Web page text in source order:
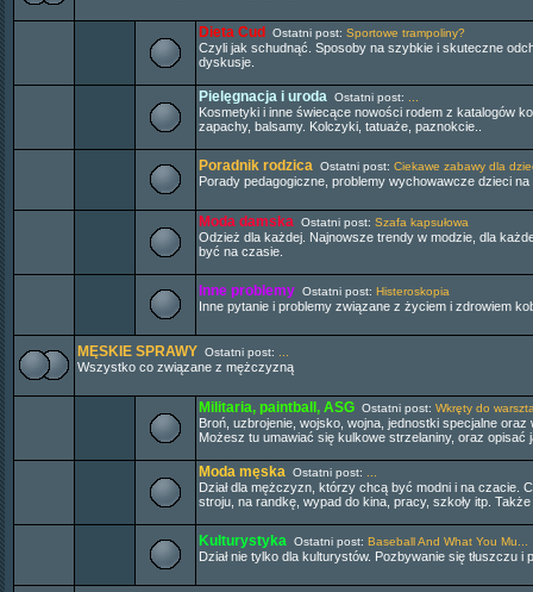
Dieta Cud Ostatni post: Sportowe trampoliny?
Czyli jak schudnąć. Sposoby na szybkie i skuteczne
dyskusje.
Pielęgnacja i uroda Ostatni post:
Kosmetyki i inne świecące nowości rodem z katalogów
zapachy, balsamy. Kolczyki, tatuaże, paznokcie..
Poradnik rodzica Ostatni post: Ciekawe zabawy dla
Porady pedagogiczne, problemy wychowawcze dzieci
Moda damska Ostatni post: Szafa kapsułowa
Odzież dla każdej. Najnowsze trendy w modzie, dla
być na czasie.
Inne problemy Ostatni post: Histeroskopia
Inne pytanie i problemy związane z życiem i zdrowiem
MĘSKIE SPRAWY Ostatni post:
Wszystko co związane z mężczyzną
Militaria, paintball, ASG Ostatni post: Wkręty do
Broń, uzbrojenie, wojsko, wojna, jednostki specjalne
Możesz tu umawiać się kulkowe strzelaniny, oraz
Moda męska Ostatni post:
Dział dla mężczyzn, którzy chcą być modni i na czacie.
stroju, na randkę, wypad do kina, pracy, szkoły itp.
Kulturystyka Ostatni post: Baseball And What You Mu...
Dział nie tylko dla kulturystów. Pozbywanie się tłuszczu